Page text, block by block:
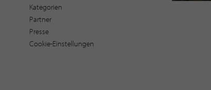
Kategorien
Partner
Presse
Cookie-Einstellungen